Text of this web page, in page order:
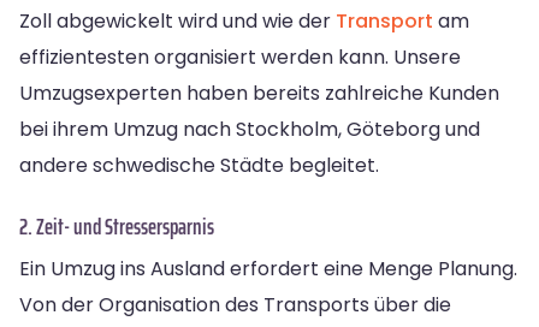
Zoll abgewickelt wird und wie der Transport am
effizientesten organisiert werden kann. Unsere
Umzugsexperten haben bereits zahlreiche Kunden
bei ihrem Umzug nach Stockholm, Göteborg und
andere schwedische Städte begleitet.
2. Zeit- und Stressersparnis
Ein Umzug ins Ausland erfordert eine Menge Planung.
Von der Organisation des Transports über die